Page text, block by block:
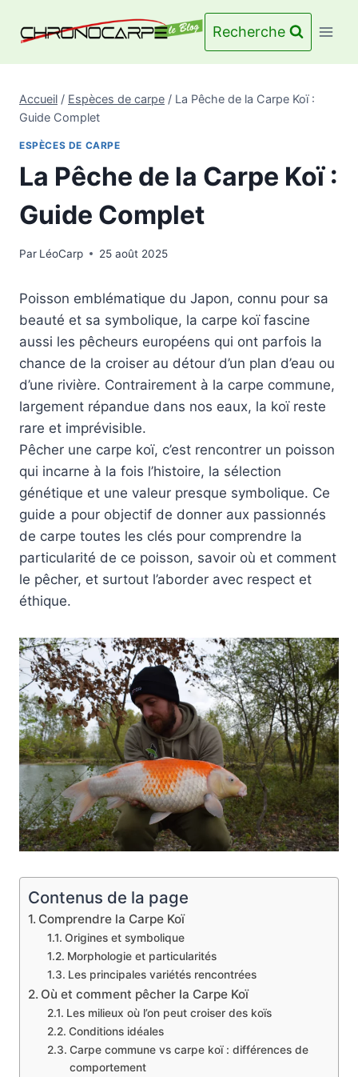
Recherche
Accueil / Espèces de carpe / La Pêche de la Carpe Koï :
Guide Complet
ESPÈCES DE CARPE
La Pêche de la Carpe Koï :
Guide Complet
Par LéoCarp 25 août 2025
Poisson emblématique du Japon, connu pour sa
beauté et sa symbolique, la carpe koï fascine
aussi les pêcheurs européens qui ont parfois la
chance de la croiser au détour d’un plan d’eau ou
d’une rivière. Contrairement à la carpe commune,
largement répandue dans nos eaux, la koï reste
rare et imprévisible.
Pêcher une carpe koï, c’est rencontrer un poisson
qui incarne à la fois l’histoire, la sélection
génétique et une valeur presque symbolique. Ce
guide a pour objectif de donner aux passionnés
de carpe toutes les clés pour comprendre la
particularité de ce poisson, savoir où et comment
le pêcher, et surtout l’aborder avec respect et
éthique.
Contenus de la page
Comprendre la Carpe Koï
Origines et symbolique
Morphologie et particularités
Les principales variétés rencontrées
Où et comment pêcher la Carpe Koï
Les milieux où l’on peut croiser des koïs
Conditions idéales
Carpe commune vs carpe koï : différences de
comportement